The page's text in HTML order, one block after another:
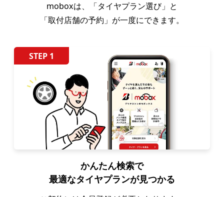
moboxは、「タイヤプラン選び」と
「取付店舗の予約」が一度にできます。
STEP 1
かんたん検索で
最適なタイヤプランが見つかる